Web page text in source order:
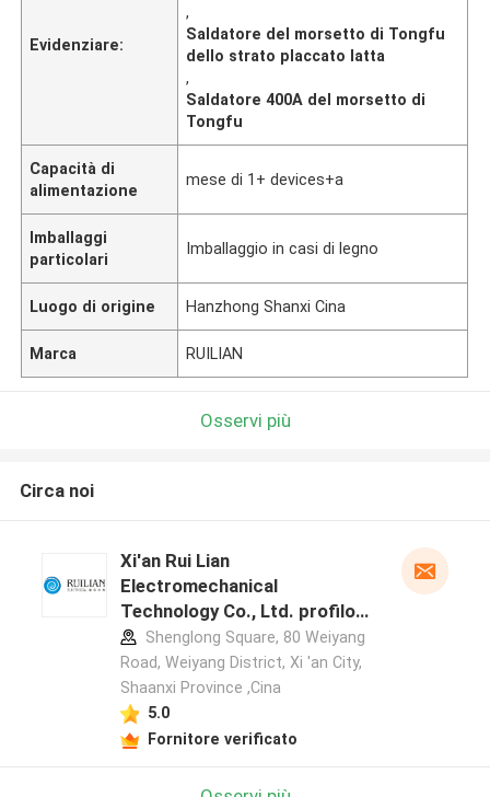
Evidenziare:
,
Saldatore del morsetto di Tongfu
dello strato placcato latta
,
Saldatore 400A del morsetto di
Tongfu
Capacità di
alimentazione
mese di 1+ devices+a
Imballaggi
particolari
Imballaggio in casi di legno
Luogo di origine Hanzhong Shanxi Cina
Marca RUILIAN
Osservi più
Circa noi
Xi'an Rui Lian
Electromechanical
Technology Co., Ltd. profilo
del produttore
Shenglong Square, 80 Weiyang
Road, Weiyang District, Xi 'an City,
Shaanxi Province ,Cina
5.0
Fornitore verificato